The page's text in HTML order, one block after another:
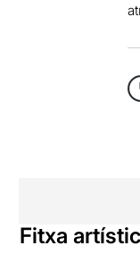
Fitxa